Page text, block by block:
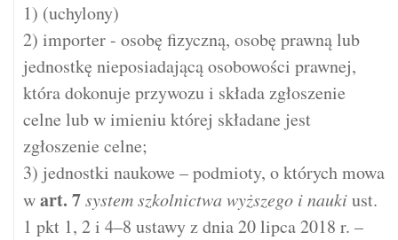
1) (uchylony)
2) importer - osobę fizyczną, osobę prawną lub
jednostkę nieposiadającą osobowości prawnej,
która dokonuje przywozu i składa zgłoszenie
celne lub w imieniu której składane jest
zgłoszenie celne;
3) jednostki naukowe – podmioty, o których mowa
wart. 7system szkolnictwa wyższego i naukiust.
1 pkt 1, 2 i 4–8 ustawy z dnia 20 lipca 2018 r. –